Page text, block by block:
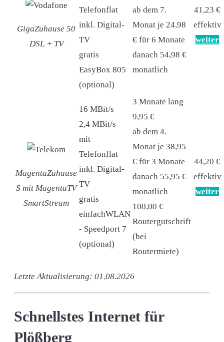
GigaZuhause 50
DSL + TV
Telefonflat
inkl. Digital-
TV
gratis
EasyBox 805
(optional)
ab dem 7.
Monat je 24,98
€ für 6 Monate
danach 54,98 €
monatlich
41,23 €
effektiv
weiter
MagentaZuhause
S mit MagentaTV
SmartStream
16 MBit/s
2,4 MBit/s
mit
Telefonflat
inkl. Digital-
TV
gratis
einfachWLAN
- Speedport 7
(optional)
3 Monate lang
9,95 €
ab dem 4.
Monat je 38,95
€ für 3 Monate
danach 55,95 €
monatlich
100,00 €
Routergutschrift
(bei
Routermiete)
44,20 €
effektiv
weiter
Letzte Aktualisierung: 01.08.2026
Schnellstes Internet für
Plößberg